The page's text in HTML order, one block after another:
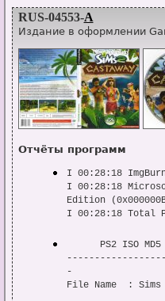
RUS-04553-A
Издание в оформлении
Отчёты программ
I 00:28:18
I 00:28:18
Edition
I 00:28:18 Total
W 00:28:18
I 00:28:18
-
File Name  : Sims